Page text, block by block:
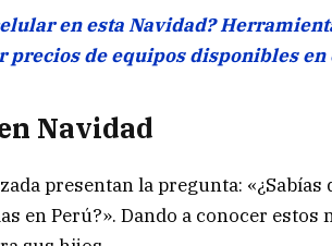
en esta Navidad?
precios de equipos disponibles en
Navidad
presentan la pregunta: «¿Sabías
en Perú?». Dando a conocer estos